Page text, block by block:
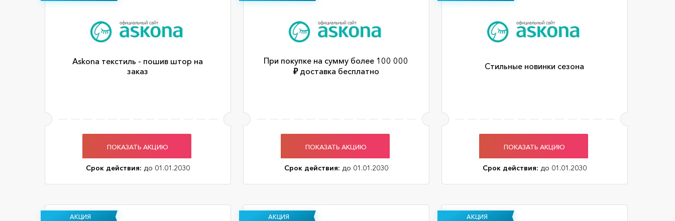
Askona текстиль - пошив штор на
заказ
ПОКАЗАТЬ АКЦИЮ
Срок действия: до 01.01.2030
При покупке на сумму более 100 000
₽ доставка бесплатно
ПОКАЗАТЬ АКЦИЮ
Срок действия: до 01.01.2030
Стильные новинки сезона
ПОКАЗАТЬ АКЦИЮ
Срок действия: до 01.01.2030
АКЦИЯ АКЦИЯ АКЦИЯ